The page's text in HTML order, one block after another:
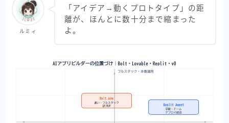
ルミィ
「アイデア→動くプロトタイプ」の距
離が、ほんとに数十分まで縮まった
よ。